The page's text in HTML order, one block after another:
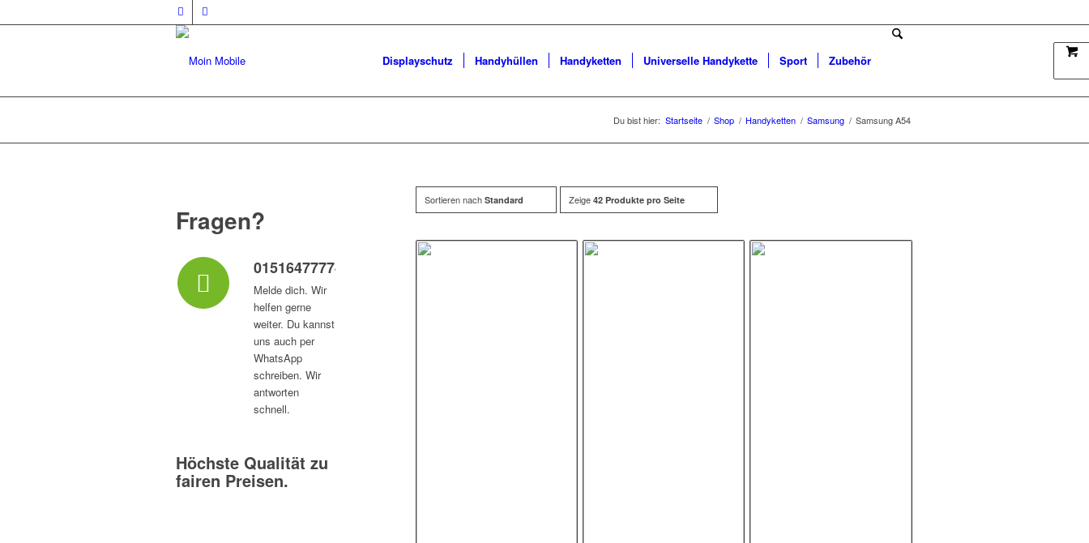
Displayschutz Handyhüllen Handyketten Universelle Handykette Sport Zubehör
Du bist hier: Startseite / Shop / Handyketten / Samsung / Samsung A54
Sortieren nach Standard Zeige 42 Produkte pro Seite
Fragen?
015164777747
Melde dich. Wir
helfen gerne
weiter. Du kannst
uns auch per
WhatsApp
schreiben. Wir
antworten
schnell.
Höchste Qualität zu
fairen Preisen.